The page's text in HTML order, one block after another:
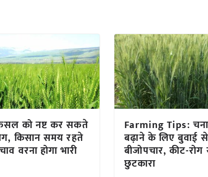
को नष्ट कर सकते
किसान समय रहते
वरना होगा भारी
Farming Tips:
बढ़ाने के लिए बुवाई
बीजोपचार, कीट-
छुटकारा